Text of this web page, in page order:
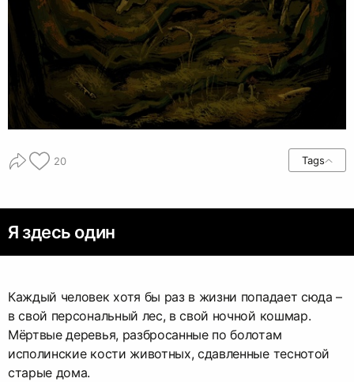
20 Tags
Я здесь один
Каждый человек хотя бы раз в жизни попадает сюда –
в свой персональный лес, в свой ночной кошмар.
Мёртвые деревья, разбросанные по болотам
исполинские кости животных, сдавленные теснотой
старые дома.